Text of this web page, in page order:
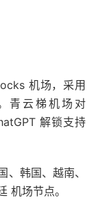
机场，采用
青云梯机场对
解锁支持
韩国、越南、
机场节点。